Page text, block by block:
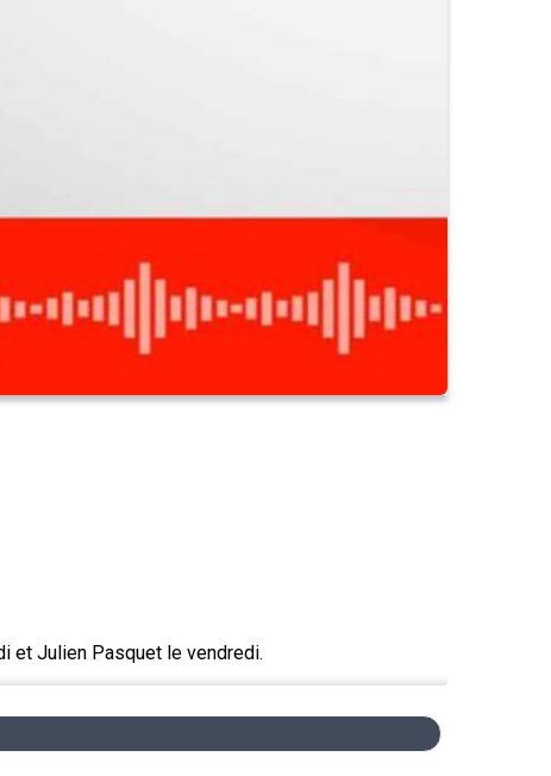
et Julien Pasquet le vendredi.